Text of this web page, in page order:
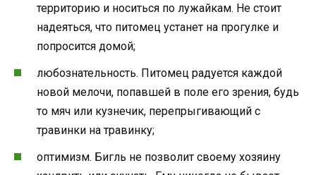
территорию и носиться по лужайкам. Не стоит
надеяться, что питомец устанет на прогулке и
попросится домой;
любознательность. Питомец радуется каждой
новой мелочи, попавшей в поле его зрения, будь
то мяч или кузнечик, перепрыгивающий с
травинки на травинку;
оптимизм. Бигль не позволит своему хозяину